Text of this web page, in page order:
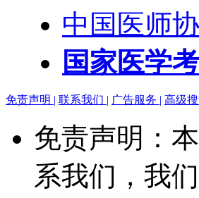
中国医师
国家医学
免责声明 | 联系我们 | 广告服务 | 高级
免责声明：
系我们，我